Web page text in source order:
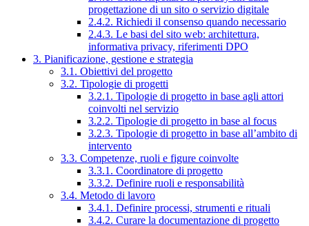
progettazione di un sito o servizio digitale
2.4.2. Richiedi il consenso quando necessario
2.4.3. Le basi del sito web: architettura,
informativa privacy, riferimenti DPO
3. Pianificazione, gestione e strategia
3.1. Obiettivi del progetto
3.2. Tipologie di progetti
3.2.1. Tipologie di progetto in base agli attori
coinvolti nel servizio
3.2.2. Tipologie di progetto in base al focus
3.2.3. Tipologie di progetto in base all’ambito di
intervento
3.3. Competenze, ruoli e figure coinvolte
3.3.1. Coordinatore di progetto
3.3.2. Definire ruoli e responsabilità
3.4. Metodo di lavoro
3.4.1. Definire processi, strumenti e rituali
3.4.2. Curare la documentazione di progetto